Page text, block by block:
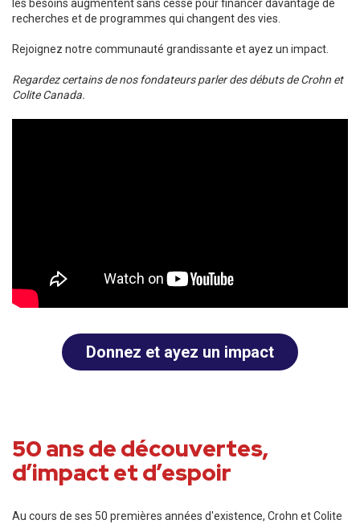
les besoins augmentent sans cesse pour financer davantage de
recherches et de programmes qui changent des vies.
Rejoignez notre communauté grandissante et ayez un impact.
Regardez certains de nos fondateurs parler des débuts de Crohn et
Colite Canada.
Donnez et ayez un impact
50 ans de découvertes,
d’impact et d’espoir
Au cours de ses 50 premières années d'existence, Crohn et Colite